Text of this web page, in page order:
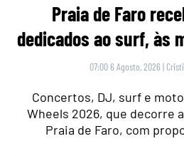
Praia de Faro
dedicados ao surf, às
07:00 6 Agosto, 2026 |
Concertos, DJ, surf e
Wheels 2026, que decorre
Praia de Faro, com